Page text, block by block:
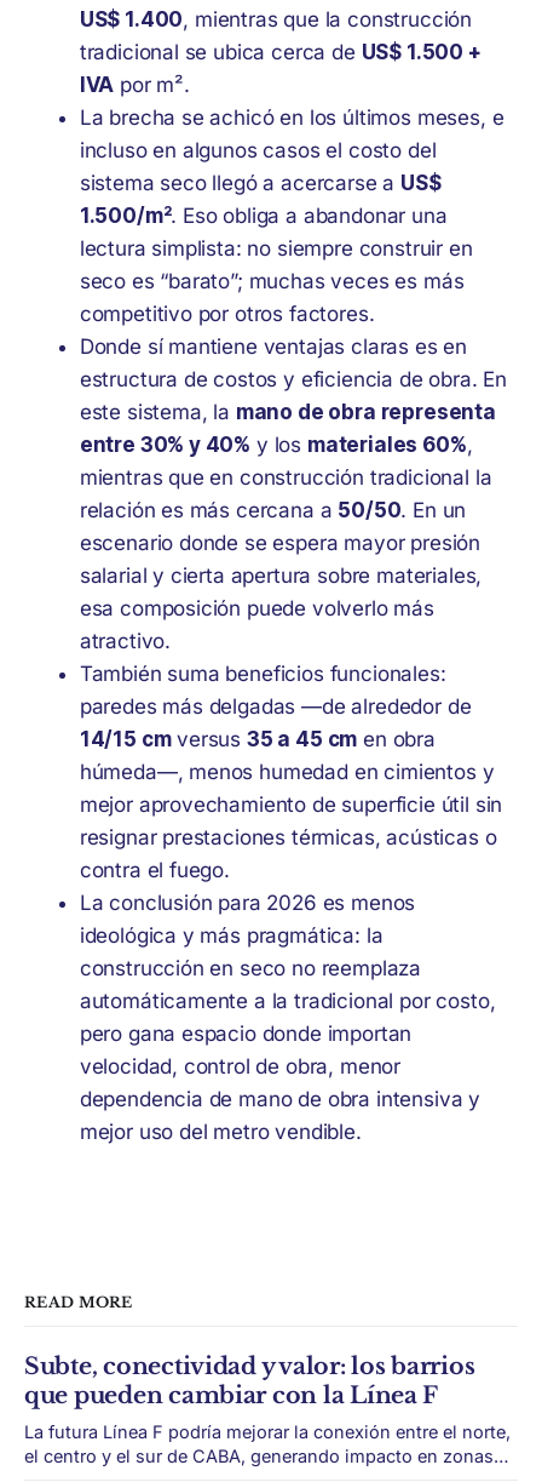
US$ 1.400, mientras que la construcción
tradicional se ubica cerca de US$ 1.500 +
IVA por m².
La brecha se achicó en los últimos meses, e
incluso en algunos casos el costo del
sistema seco llegó a acercarse a US$
1.500/m². Eso obliga a abandonar una
lectura simplista: no siempre construir en
seco es “barato”; muchas veces es más
competitivo por otros factores.
Donde sí mantiene ventajas claras es en
estructura de costos y eficiencia de obra. En
este sistema, la mano de obra representa
entre 30% y 40% y los materiales 60%,
mientras que en construcción tradicional la
relación es más cercana a 50/50. En un
escenario donde se espera mayor presión
salarial y cierta apertura sobre materiales,
esa composición puede volverlo más
atractivo.
También suma beneficios funcionales:
paredes más delgadas —de alrededor de
14/15 cmversus 35 a 45 cm en obra
húmeda—, menos humedad en cimientos y
mejor aprovechamiento de superficie útil sin
resignar prestaciones térmicas, acústicas o
contra el fuego.
La conclusión para 2026 es menos
ideológica y más pragmática: la
construcción en seco no reemplaza
automáticamente a la tradicional por costo,
pero gana espacio donde importan
velocidad, control de obra, menor
dependencia de mano de obra intensiva y
mejor uso del metro vendible.
READ MORE
Subte, conectividad y valor: los barrios
que pueden cambiar con la Línea F
La futura Línea F podría mejorar la conexión entre el norte,
el centro y el sur de CABA, generando impacto en zonas